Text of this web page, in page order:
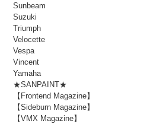
Sunbeam
Suzuki
Triumph
Velocette
Vespa
Vincent
Yamaha
★SANPAINT★
【Frontend Magazine】
【Sideburn Magazine】
【VMX Magazine】